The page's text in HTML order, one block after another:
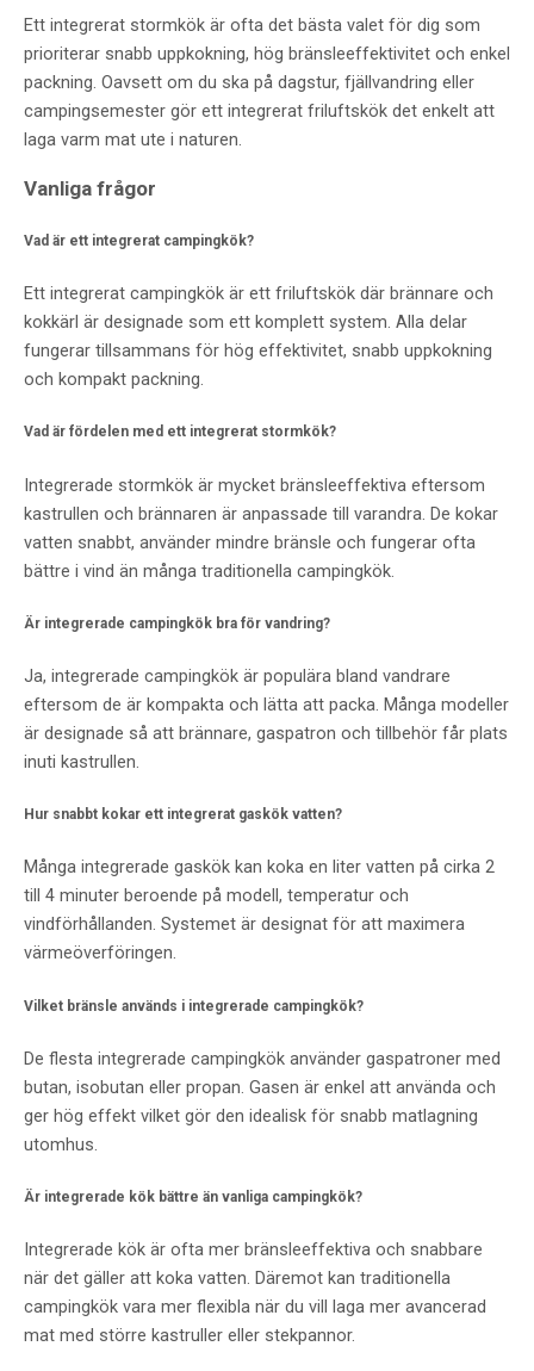
Ett integrerat stormkök är ofta det bästa valet för dig som
prioriterar snabb uppkokning, hög bränsleeffektivitet och enkel
packning. Oavsett om du ska på dagstur, fjällvandring eller
campingsemester gör ett integrerat friluftskök det enkelt att
laga varm mat ute i naturen.
Vanliga frågor
Vad är ett integrerat campingkök?
Ett integrerat campingkök är ett friluftskök där brännare och
kokkärl är designade som ett komplett system. Alla delar
fungerar tillsammans för hög effektivitet, snabb uppkokning
och kompakt packning.
Vad är fördelen med ett integrerat stormkök?
Integrerade stormkök är mycket bränsleeffektiva eftersom
kastrullen och brännaren är anpassade till varandra. De kokar
vatten snabbt, använder mindre bränsle och fungerar ofta
bättre i vind än många traditionella campingkök.
Är integrerade campingkök bra för vandring?
Ja, integrerade campingkök är populära bland vandrare
eftersom de är kompakta och lätta att packa. Många modeller
är designade så att brännare, gaspatron och tillbehör får plats
inuti kastrullen.
Hur snabbt kokar ett integrerat gaskök vatten?
Många integrerade gaskök kan koka en liter vatten på cirka 2
till 4 minuter beroende på modell, temperatur och
vindförhållanden. Systemet är designat för att maximera
värmeöverföringen.
Vilket bränsle används i integrerade campingkök?
De flesta integrerade campingkök använder gaspatroner med
butan, isobutan eller propan. Gasen är enkel att använda och
ger hög effekt vilket gör den idealisk för snabb matlagning
utomhus.
Är integrerade kök bättre än vanliga campingkök?
Integrerade kök är ofta mer bränsleeffektiva och snabbare
när det gäller att koka vatten. Däremot kan traditionella
campingkök vara mer flexibla när du vill laga mer avancerad
mat med större kastruller eller stekpannor.